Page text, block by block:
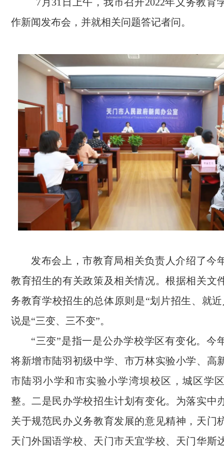
作新闻发布会，并就相关问题答记者问。
发布会上，市教育局相关负责人介绍了今
教育招生的有关政策及相关情况。根据相关文
务教育学校招生的总体原则是“划片招生、就
说是“三变、三不变”。
“三变”是指一是公办学校学区有变化。今
将新增市陆羽初级中学、市万林实验小学、高
市陆羽小学和市实验小学湾坝校区，城区学
整。二是民办学校招生计划有变化。为落实中
关于规范民办义务教育发展的意见精神，天门
天门外国语学校、天门市天宜学校、天门华斯